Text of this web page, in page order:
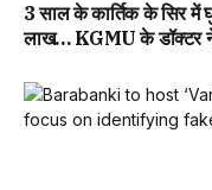
3 साल के कार्तिक के सिर में
लाख… KGMU के डॉक्टर ने